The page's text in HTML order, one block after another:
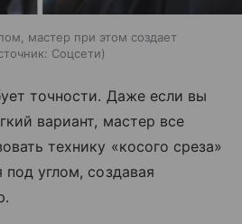
мастер при этом создает
Соцсети
точности. Даже если вы
вариант, мастер все
технику «косого среза»
углом, создавая